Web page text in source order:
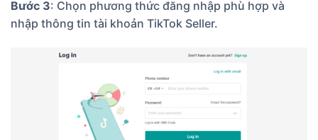
Bước 3: Chọn phương thức đăng nhập phù hợp và
nhập thông tin tài khoản TikTok Seller.